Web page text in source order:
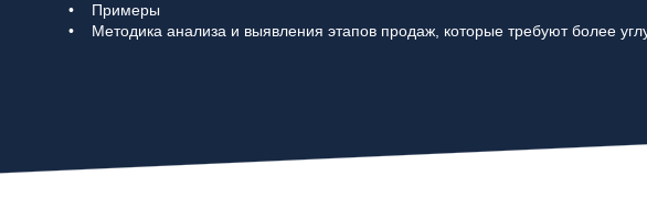
• Примеры
• Методика анализа и выявления этапов продаж, которые требуют более